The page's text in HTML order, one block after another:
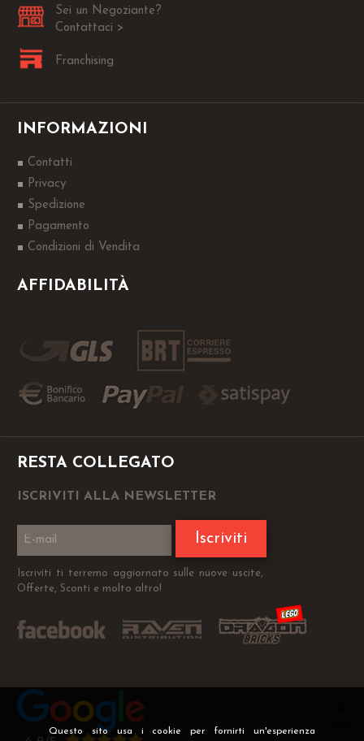
Questo sito usa i cookie per fornirti un'esperienza
Sei un Negoziante?
Contattaci >
Franchising
INFORMAZIONI
Contatti
Privacy
Spedizione
Pagamento
Condizioni di Vendita
AFFIDABILITÀ
RESTA COLLEGATO
ISCRIVITI ALLA NEWSLETTER
Iscriviti
Iscriviti ti terremo aggiornato sulle nuove uscite,
Offerte, Sconti e molto altro!